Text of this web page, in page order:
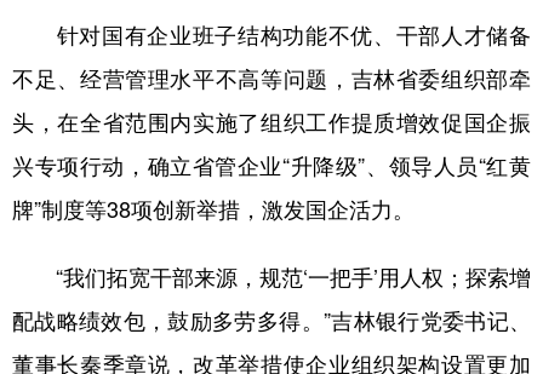
针对国有企业班子结构功能不优、干部人才储备
不足、经营管理水平不高等问题，吉林省委组织部牵
头，在全省范围内实施了组织工作提质增效促国企振
兴专项行动，确立省管企业“升降级”、领导人员“红黄
牌”制度等38项创新举措，激发国企活力。
“我们拓宽干部来源，规范‘一把手’用人权；探索增
配战略绩效包，鼓励多劳多得。”吉林银行党委书记、
董事长秦季章说，改革举措使企业组织架构设置更加